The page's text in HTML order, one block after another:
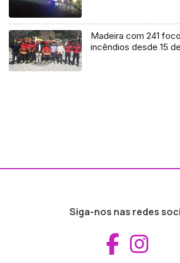
Madeira com 241
incêndios desde 15
Siga-nos nas redes